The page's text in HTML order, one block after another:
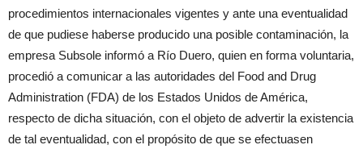
procedimientos internacionales vigentes y ante una eventualidad
de que pudiese haberse producido una posible contaminación, la
empresa Subsole informó a Río Duero, quien en forma voluntaria,
procedió a comunicar a las autoridades del Food and Drug
Administration (FDA) de los Estados Unidos de América,
respecto de dicha situación, con el objeto de advertir la existencia
de tal eventualidad, con el propósito de que se efectuasen